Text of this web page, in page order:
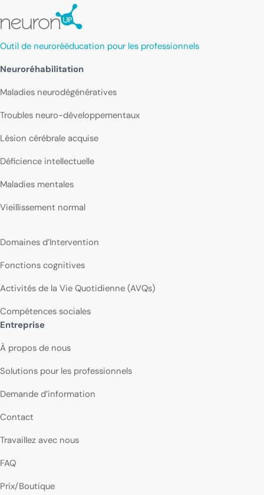
Outil de neurorééducation pour les professionnels
Neuroréhabilitation
Maladies neurodégénératives
Troubles neuro-développementaux
Lésion cérébrale acquise
Déficience intellectuelle
Maladies mentales
Vieillissement normal
Domaines d’Intervention
Fonctions cognitives
Activités de la Vie Quotidienne (AVQs)
Compétences sociales
Entreprise
À propos de nous
Solutions pour les professionnels
Demande d’information
Contact
Travaillez avec nous
FAQ
Prix/Boutique